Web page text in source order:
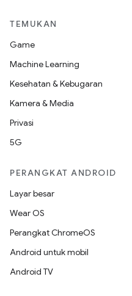
TEMUKAN
Game
Machine Learning
Kesehatan & Kebugaran
Kamera & Media
Privasi
5G
PERANGKAT ANDROID
Layar besar
Wear OS
Perangkat ChromeOS
Android untuk mobil
Android TV